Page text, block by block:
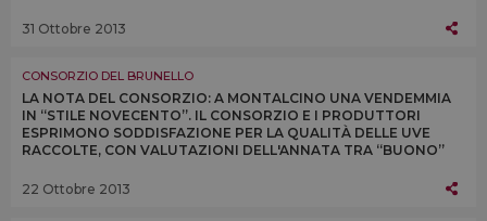
31 Ottobre 2013
CONSORZIO DEL BRUNELLO
LA NOTA DEL CONSORZIO: A MONTALCINO UNA VENDEMMIA
IN “STILE NOVECENTO”. IL CONSORZIO E I PRODUTTORI
ESPRIMONO SODDISFAZIONE PER LA QUALITÀ DELLE UVE
RACCOLTE, CON VALUTAZIONI DELL'ANNATA TRA “BUONO”
22 Ottobre 2013